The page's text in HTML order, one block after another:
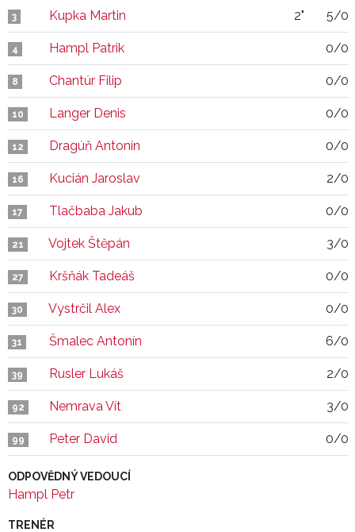
3 Kupka Martin 2" 5/0
4 Hampl Patrik 0/0
8 Chantúr Filip 0/0
10 Langer Denis 0/0
12 Dragúň Antonín 0/0
16 Kucián Jaroslav 2/0
17 Tlačbaba Jakub 0/0
21 Vojtek Štěpán 3/0
27 Kršňák Tadeáš 0/0
30 Vystrčil Alex 0/0
31 Šmalec Antonín 6/0
39 Rusler Lukáš 2/0
92 Nemrava Vít 3/0
99 Peter David 0/0
ODPOVĚDNÝ VEDOUCÍ
Hampl Petr
TRENÉR